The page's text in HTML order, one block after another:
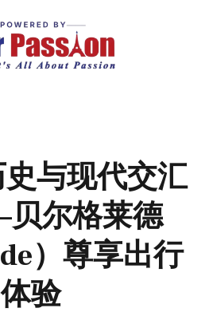
与现代交汇
尔格莱德
）尊享出行
体验